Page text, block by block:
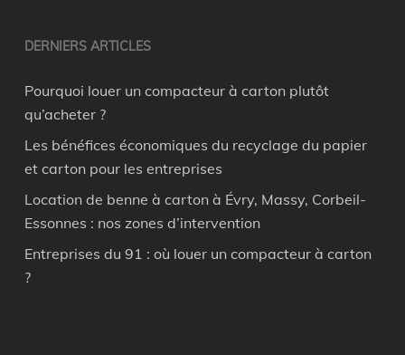
DERNIERS ARTICLES
Pourquoi louer un compacteur à carton plutôt
qu’acheter ?
Les bénéfices économiques du recyclage du papier
et carton pour les entreprises
Location de benne à carton à Évry, Massy, Corbeil-
Essonnes : nos zones d’intervention
Entreprises du 91 : où louer un compacteur à carton
?